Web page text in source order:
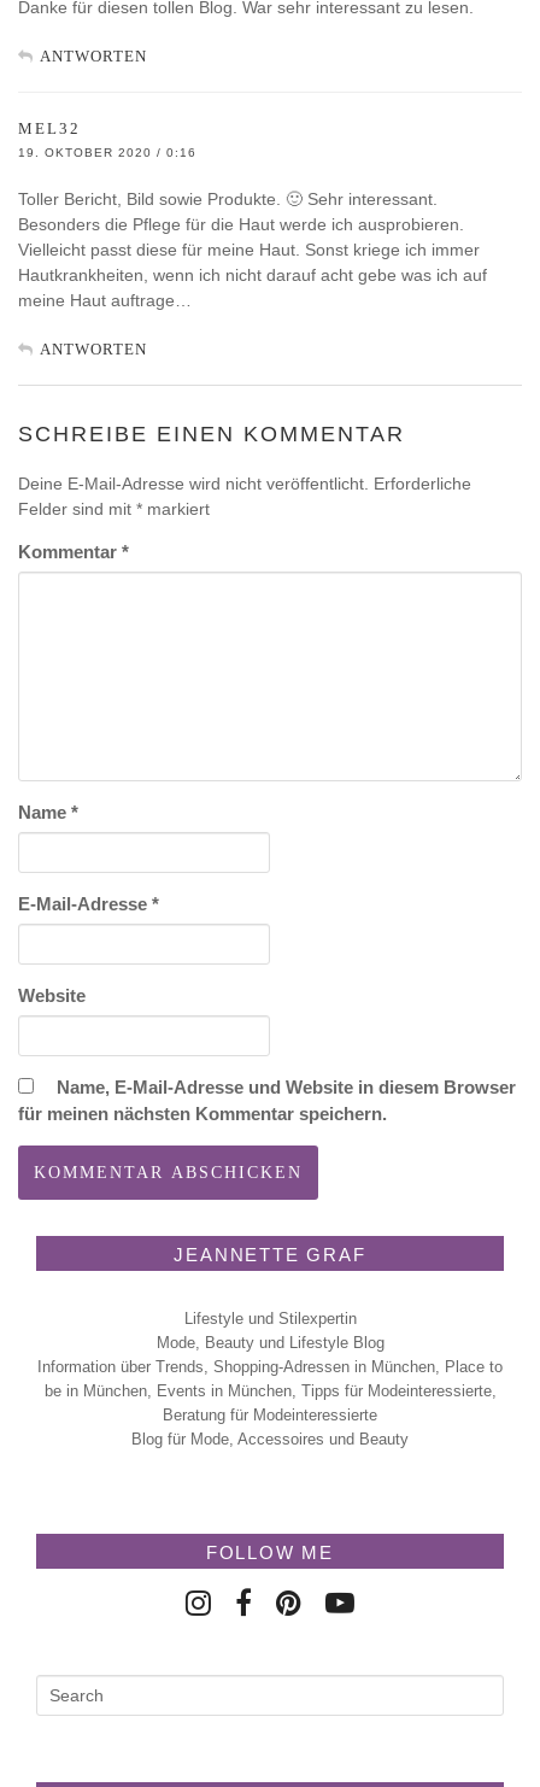
Danke für diesen tollen Blog. War sehr interessant zu lesen.
ANTWORTEN
MEL32
19. OKTOBER 2020 / 0:16
Toller Bericht, Bild sowie Produkte. 🙂 Sehr interessant.
Besonders die Pflege für die Haut werde ich ausprobieren.
Vielleicht passt diese für meine Haut. Sonst kriege ich immer
Hautkrankheiten, wenn ich nicht darauf acht gebe was ich auf
meine Haut auftrage…
ANTWORTEN
SCHREIBE EINEN KOMMENTAR
Deine E-Mail-Adresse wird nicht veröffentlicht. Erforderliche
Felder sind mit * markiert
Kommentar *
Name *
E-Mail-Adresse *
Website
Name, E-Mail-Adresse und Website in diesem Browser
für meinen nächsten Kommentar speichern.
JEANNETTE GRAF
Lifestyle und Stilexpertin
Mode, Beauty und Lifestyle Blog
Information über Trends, Shopping-Adressen in München, Place to
be in München, Events in München, Tipps für Modeinteressierte,
Beratung für Modeinteressierte
Blog für Mode, Accessoires und Beauty
FOLLOW ME